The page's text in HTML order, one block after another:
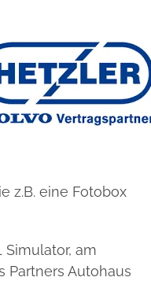
z.B. eine Fotobox
am
Partners Autohaus